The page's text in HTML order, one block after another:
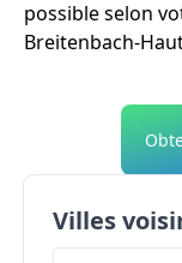
possible selon
Breitenbach-
Villes